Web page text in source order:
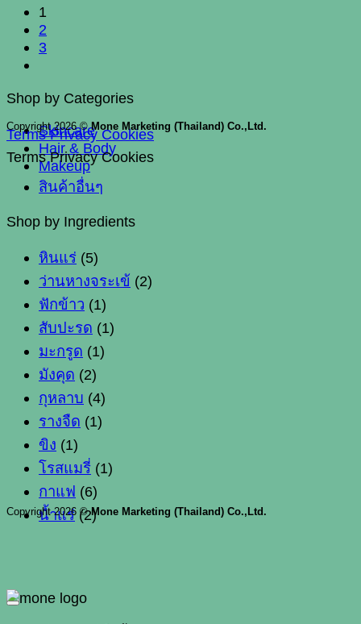
1
2
3
Shop by Categories
Skincare
Hair & Body
Makeup
สินค้าอื่นๆ
Shop by Ingredients
หินแร่ (5)
ว่านหางจระเข้ (2)
ฟักข้าว (1)
สับปะรด (1)
มะกรูด (1)
มังคุด (2)
กุหลาบ (4)
รางจืด (1)
ขิง (1)
โรสแมรี่ (1)
กาแฟ (6)
น้ำแร่ (2)
Copyright 2026 ©Mone Marketing (Thailand) Co.,Ltd.
Terms Privacy Cookies
Copyright 2026 ©Mone Marketing (Thailand) Co.,Ltd.
Terms Privacy Cookies